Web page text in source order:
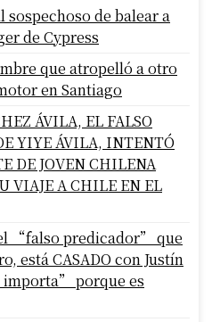
de balear a
de Cypress
que atropelló a otro
en Santiago
ÁVILA, EL FALSO
YIYE ÁVILA, INTENTÓ
DE JOVEN CHILENA
VIAJE A CHILE EN EL
“falso predicador” que
está CASADO con Justín
porque es